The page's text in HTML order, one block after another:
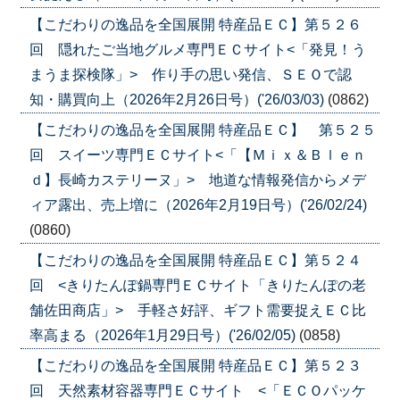
【こだわりの逸品を全国展開 特産品ＥＣ】第５２６
回 隠れたご当地グルメ専門ＥＣサイト<「発見！う
まうま探検隊」> 作り手の思い発信、ＳＥＯで認
知・購買向上（2026年2月26日号）('26/03/03) (0862)
【こだわりの逸品を全国展開 特産品ＥＣ】 第５２５
回 スイーツ専門ＥＣサイト<「【Ｍｉｘ＆Ｂｌｅｎ
ｄ】長崎カステリーヌ」> 地道な情報発信からメデ
ィア露出、売上増に（2026年2月19日号）('26/02/24)
(0860)
【こだわりの逸品を全国展開 特産品ＥＣ】第５２４
回 <きりたんぽ鍋専門ＥＣサイト「きりたんぽの老
舗佐田商店」> 手軽さ好評、ギフト需要捉えＥＣ比
率高まる（2026年1月29日号）('26/02/05) (0858)
【こだわりの逸品を全国展開 特産品ＥＣ】第５２３
回 天然素材容器専門ＥＣサイト <「ＥＣＯパッケ